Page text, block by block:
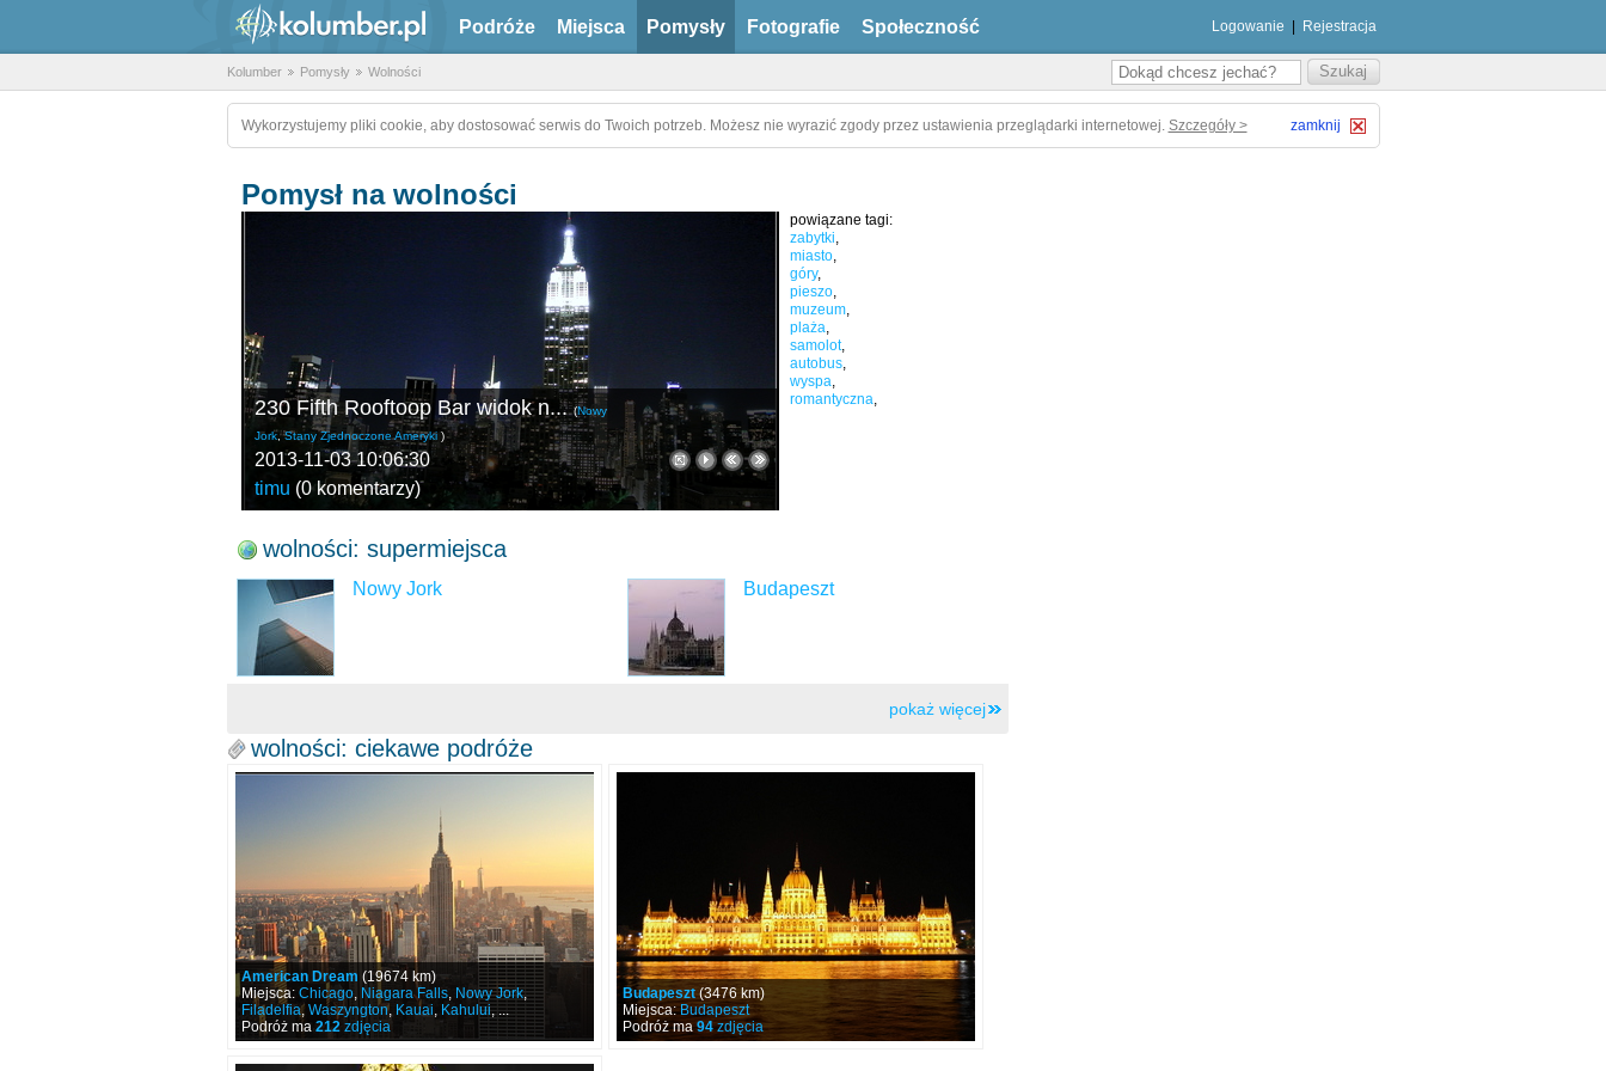
Podróże Miejsca Pomysły Fotografie Społeczność Logowanie Rejestracja
Kolumber Pomysły Wolności
Wykorzystujemy pliki cookie, aby dostosować serwis do Twoich potrzeb. Możesz nie wyrazić zgody przez ustawienia przeglądarki internetowej. Szczegóły > zamknij
Pomysł na wolności
powiązane tagi:
zabytki,
miasto,
góry,
pieszo,
muzeum,
plaża,
samolot,
autobus,
wyspa,
romantyczna,
230 Fifth Rooftoop Bar widok n... (Nowy
Jork,Stany Zjednoczone Ameryki )
2013-11-03 10:06:30
timu (0 komentarzy)
wolności: supermiejsca
Nowy Jork Budapeszt
pokaż więcej
wolności: ciekawe podróże
American Dream (19674 km)
Miejsca: Chicago, Niagara Falls, Nowy Jork,
Filadelfia, Waszyngton, Kauai, Kahului, ...
Podróż ma 212zdjęcia
Budapeszt(3476 km)
Miejsca:Budapeszt
Podróż ma94zdjęcia